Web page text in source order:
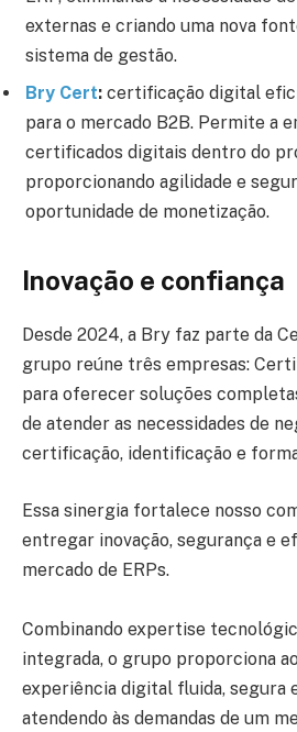
externas e criando uma nova
sistema de gestão.
Bry Cert: certificação digital
para o mercado B2B. Permite a
certificados digitais dentro do
proporcionando agilidade e
oportunidade de monetização.
Inovação e confiança
Desde 2024, a Bry faz parte da
grupo reúne três empresas:
para oferecer soluções
de atender as necessidades de
certificação, identificação e
Essa sinergia fortalece nosso
entregar inovação, segurança e
mercado de ERPs.
Combinando expertise
integrada, o grupo proporciona
experiência digital fluida, segura
atendendo às demandas de um